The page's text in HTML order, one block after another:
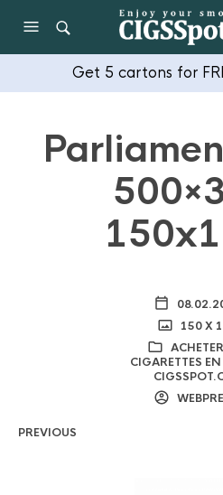
Get 5 cartons for
150 X
CIGARETTES
PREVIOUS